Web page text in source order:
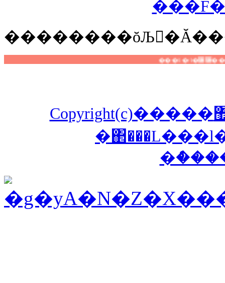
��
Copyright(c)�����޺Ҋ��S���������聙